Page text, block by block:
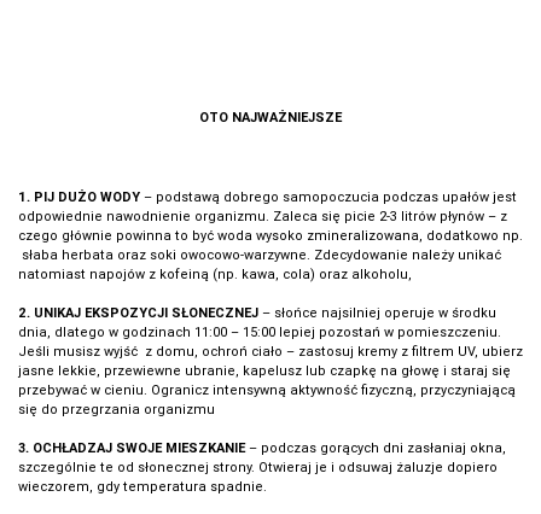
OTO NAJWAŻNIEJSZE
1. PIJ DUŻO WODY – podstawą dobrego samopoczucia podczas upałów jest
odpowiednie nawodnienie organizmu. Zaleca się picie 2-3 litrów płynów – z
czego głównie powinna to być woda wysoko zmineralizowana, dodatkowo np.
słaba herbata oraz soki owocowo-warzywne. Zdecydowanie należy unikać
natomiast napojów z kofeiną (np. kawa, cola) oraz alkoholu,
2. UNIKAJ EKSPOZYCJI SŁONECZNEJ – słońce najsilniej operuje w środku
dnia, dlatego w godzinach 11:00 – 15:00 lepiej pozostań w pomieszczeniu.
Jeśli musisz wyjść z domu, ochroń ciało – zastosuj kremy z filtrem UV, ubierz
jasne lekkie, przewiewne ubranie, kapelusz lub czapkę na głowę i staraj się
przebywać w cieniu. Ogranicz intensywną aktywność fizyczną, przyczyniającą
się do przegrzania organizmu
3. OCHŁADZAJ SWOJE MIESZKANIE– podczas gorących dni zasłaniaj okna,
szczególnie te od słonecznej strony. Otwieraj je i odsuwaj żaluzje dopiero
wieczorem, gdy temperatura spadnie.